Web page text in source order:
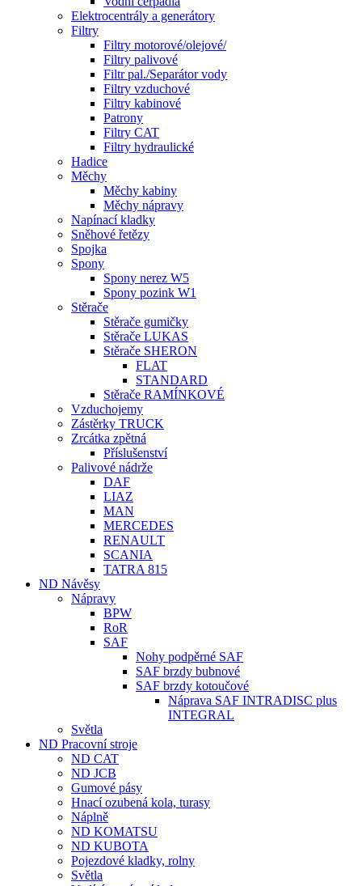
Elektrocentrály a generátory
Filtry
Filtry motorové/olejové/
Filtry palivové
Filtr pal./Separátor vody
Filtry vzduchové
Filtry kabinové
Patrony
Filtry CAT
Filtry hydraulické
Hadice
Měchy
Měchy kabiny
Měchy nápravy
Napínací kladky
Sněhové řetězy
Spojka
Spony
Spony nerez W5
Spony pozink W1
Stěrače
Stěrače gumičky
Stěrače LUKAS
Stěrače SHERON
FLAT
STANDARD
Stěrače RAMÍNKOVÉ
Vzduchojemy
Zástěrky TRUCK
Zrcátka zpětná
Příslušenství
Palivové nádrže
DAF
LIAZ
MAN
MERCEDES
RENAULT
SCANIA
TATRA 815
ND Návěsy
Nápravy
BPW
RoR
SAF
Nohy podpěrné SAF
SAF brzdy bubnové
SAF brzdy kotoučové
Náprava SAF INTRADISC plus
INTEGRAL
Světla
ND Pracovní stroje
ND CAT
ND JCB
Gumové pásy
Hnací ozubená kola, turasy
Náplně
ND KOMATSU
ND KUBOTA
Pojezdové kladky, rolny
Světla